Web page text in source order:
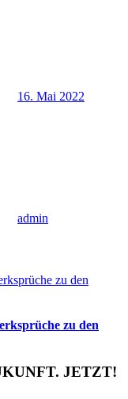
16. Mai 2022
admin
zu den
JETZT!